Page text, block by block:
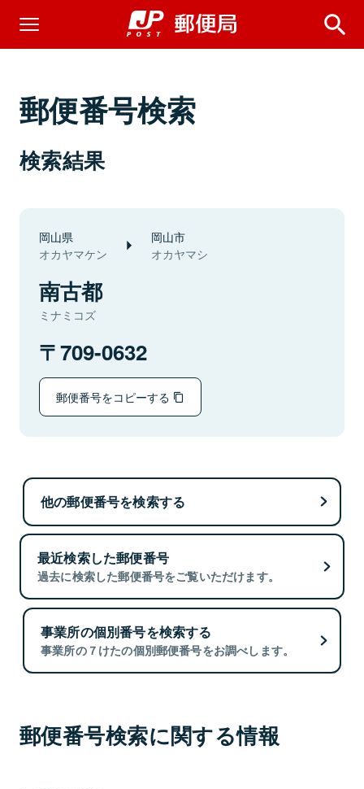
郵便番号検索
検索結果
岡山県
オカヤマケン
岡山市
オカヤマシ
南古都
ミナミコズ
709-0632
郵便番号をコピーする
他の郵便番号を検索する
最近検索した郵便番号
過去に検索した郵便番号をご覧いただけます。
事業所の個別番号を検索する
事業所の７けたの個別郵便番号をお調べします。
郵便番号検索に関する情報